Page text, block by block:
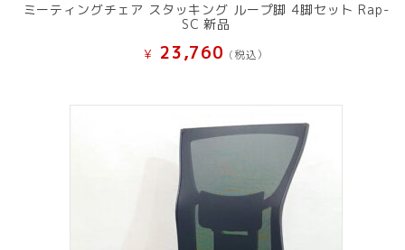
ミーティングチェア スタッキング ループ脚 4脚セット Rap-
SC 新品
¥ 23,760 (税込）